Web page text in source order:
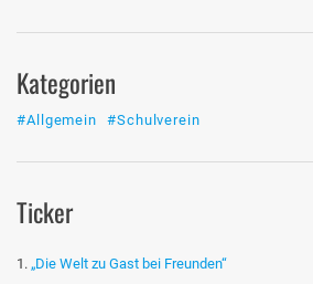
Kategorien
#Allgemein #Schulverein
Ticker
„Die Welt zu Gast bei Freunden“